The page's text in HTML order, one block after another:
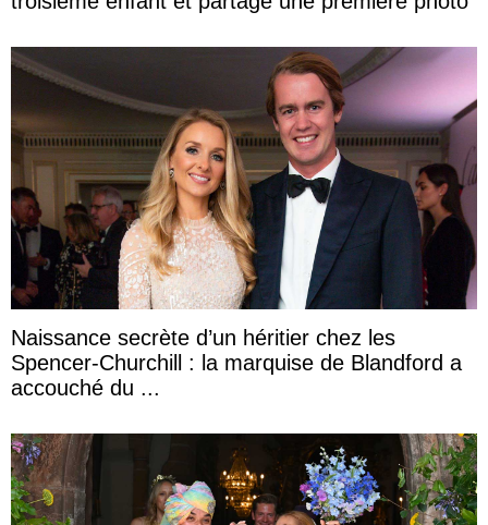
Naissance secrète d’un héritier chez les
Spencer-Churchill : la marquise de Blandford a
accouché du ...